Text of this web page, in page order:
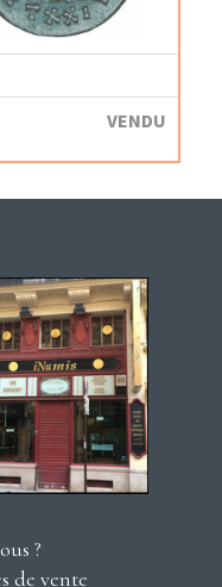
VENDU
?
de vente